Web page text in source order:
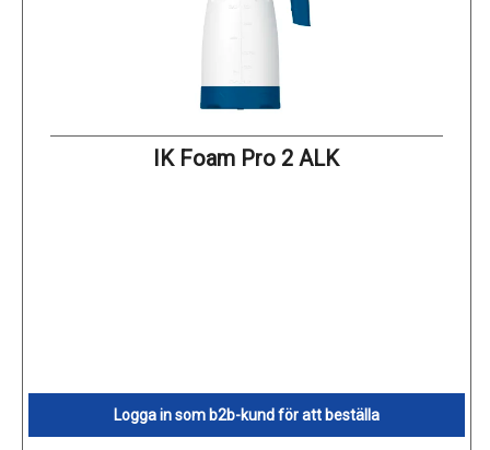
IK Foam Pro 2 ALK
Logga in som b2b-kund för att beställa